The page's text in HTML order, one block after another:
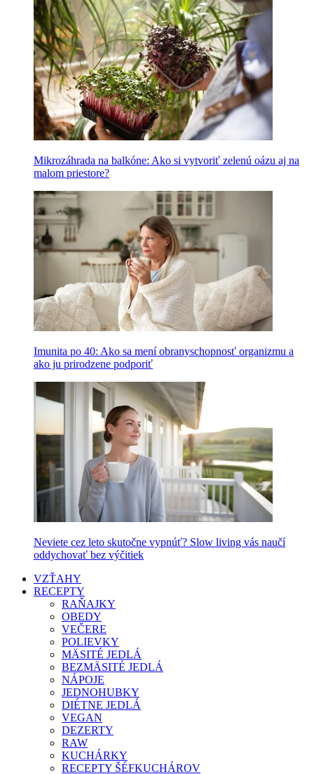
Mikrozáhrada na balkóne: Ako si vytvoriť zelenú oázu aj na
malom priestore?
Imunita po 40: Ako sa mení obranyschopnosť organizmu a
ako ju prirodzene podporiť
Neviete cez leto skutočne vypnúť? Slow living vás naučí
oddychovať bez výčitiek
VZŤAHY
RECEPTY
RAŇAJKY
OBEDY
VEČERE
POLIEVKY
MÄSITÉ JEDLÁ
BEZMÄSITÉ JEDLÁ
NÁPOJE
JEDNOHUBKY
DIÉTNE JEDLÁ
VEGAN
DEZERTY
RAW
KUCHÁRKY
RECEPTY ŠÉFKUCHÁROV